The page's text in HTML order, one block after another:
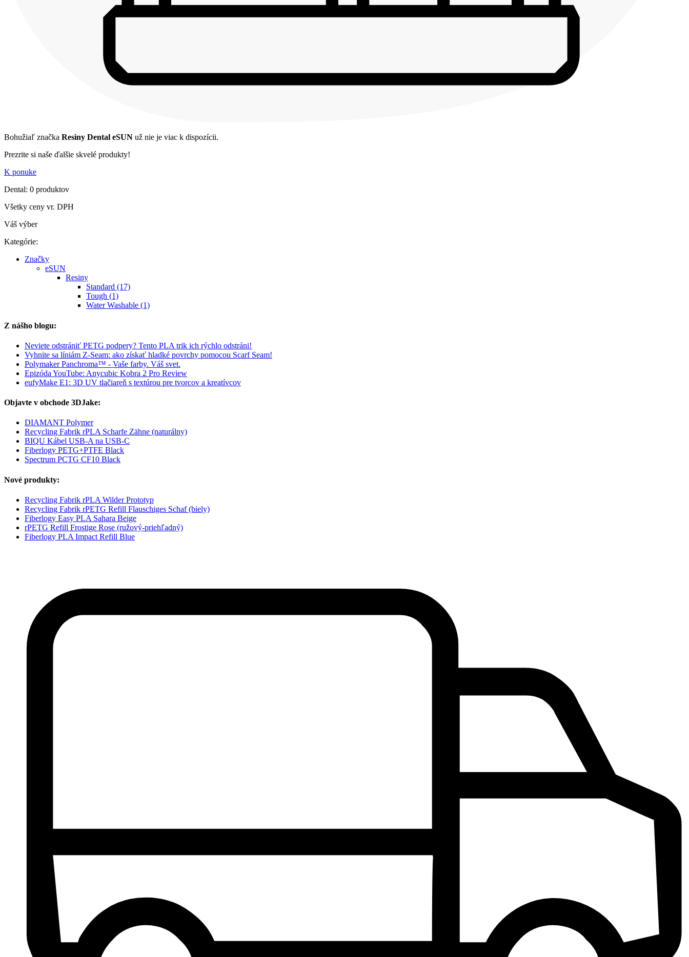
Bohužiaľ značka Resiny Dental eSUN už nie je viac k dispozícii.
Prezrite si naše ďalšie skvelé produkty!
K ponuke
Dental: 0 produktov
Všetky ceny vr. DPH
Váš výber
Kategórie:
Značky
eSUN
Resiny
Standard (17)
Tough (1)
Water Washable (1)
Z nášho blogu:
Neviete odstrániť PETG podpery? Tento PLA trik ich rýchlo odstráni!
Vyhnite sa líniám Z-Seam: ako získať hladké povrchy pomocou Scarf Seam!
Polymaker Panchroma™ - Vaše farby. Váš svet.
Epizóda YouTube: Anycubic Kobra 2 Pro Review
eufyMake E1: 3D UV tlačiareň s textúrou pre tvorcov a kreatívcov
Objavte v obchode 3DJake:
DIAMANT Polymer
Recycling Fabrik rPLA Scharfe Zähne (naturálny)
BIQU Kábel USB-A na USB-C
Fiberlogy PETG+PTFE Black
Spectrum PCTG CF10 Black
Nové produkty:
Recycling Fabrik rPLA Wilder Prototyp
Recycling Fabrik rPETG Refill Flauschiges Schaf (biely)
Fiberlogy Easy PLA Sahara Beige
rPETG Refill Frostige Rose (ružový-priehľadný)
Fiberlogy PLA Impact Refill Blue